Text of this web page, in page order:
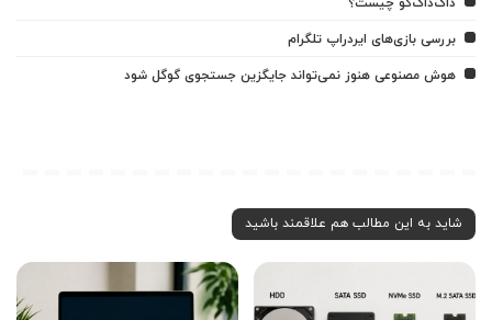
بررسی بازی‌های ایردراپ تلگرام
هوش مصنوعی هنوز نمی‌تواند جایگزین جستجوی گوگل شود
شاید به این مطالب هم علاقمند باشید